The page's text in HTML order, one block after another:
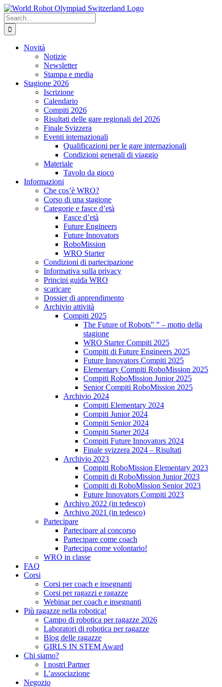
Skip
to
content
Search
for:
Novità
Notizie
Newsletter
Stampa e media
Stagione 2026
Iscrizione
Calendario
Compiti 2026
Risultati delle gare regionali del 2026
Finale Svizzera
Eventi internazionali
Qualificazioni per le gare internazionali
Condizioni generali di viaggio
Materiale
Tavolo da gioco
Informazioni
Che cos’è WRO?
Corso di una stagione
Categorie e fasce d’età
Fasce d’età
Future Engineers
Future Innovators
RoboMission
WRO Starter
Condizioni di partecipazione
Informativa sulla privacy
Principi guida WRO
scaricare
Dossier di apprendimento
Archivio attività
Compiti 2025
The Future of Robots” ” – motto della
stagione
WRO Starter Compiti 2025
Compiti di Future Engineers 2025
Future Innovators Compiti 2025
Elementary Compiti RoboMission 2025
Compiti RoboMission Junior 2025
Senior Compiti RoboMission 2025
Archivio 2024
Compiti Elementary 2024
Compiti Junior 2024
Compiti Senior 2024
Compiti Starter 2024
Compiti Future Innovators 2024
Finale svizzera 2024 – Risultati
Archivio 2023
Compiti RoboMission Elementary 2023
Compiti di RoboMission Junior 2023
Compiti di RoboMission Senior 2023
Future Innovators Compiti 2023
Archivo 2022 (in tedesco)
Archivo 2021 (in tedesco)
Partecipare
Partecipare al concorso
Partecipare come coach
Partecipa come volontario!
WRO in classe
FAQ
Corsi
Corsi per coach e insegnanti
Corsi per ragazzi e ragazze
Webinar per coach e insegnanti
Più ragazze nella robotica!
Campo di robotica per ragazze 2026
Laboratori di robotica per ragazze
Blog delle ragazze
GIRLS IN STEM Award
Chi siamo?
I nostri Partner
L’associazione
Negozio